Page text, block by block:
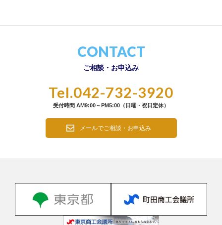
CONTACT
ご相談・お申込み
Tel.042-732-3920
受付時間 AM9:00～PM5:00（日曜・祝日定休）
メールでご相談・お申込み